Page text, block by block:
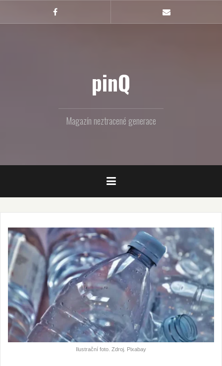
pinQ
Magazín neztracené generace
Ilustrační foto. Zdroj. Pixabay